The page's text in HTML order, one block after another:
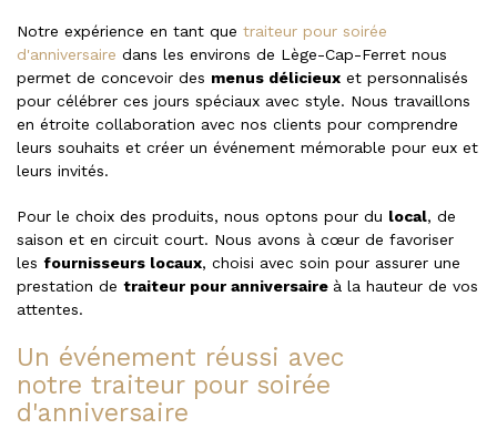
Notre expérience en tant que traiteur pour soirée
d'anniversaire dans les environs de Lège-Cap-Ferret nous
permet de concevoir des menus délicieux et personnalisés
pour célébrer ces jours spéciaux avec style. Nous travaillons
en étroite collaboration avec nos clients pour comprendre
leurs souhaits et créer un événement mémorable pour eux et
leurs invités.
Pour le choix des produits, nous optons pour du local, de
saison et en circuit court. Nous avons à cœur de favoriser
les fournisseurs locaux, choisi avec soin pour assurer une
prestation de traiteur pour anniversaire à la hauteur de vos
attentes.
Un événement réussi avec
notre traiteur pour soirée
d'anniversaire